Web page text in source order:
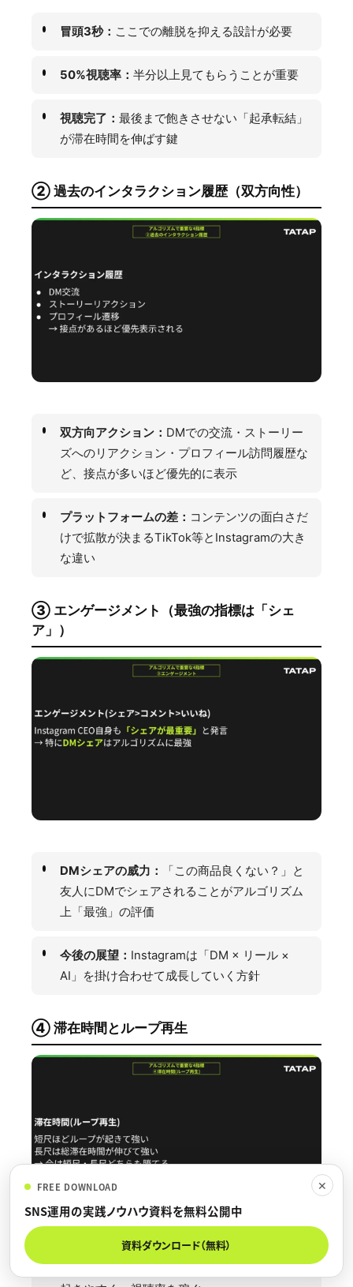
冒頭3秒： ここでの離脱を抑える設計が必要
50%視聴率： 半分以上見てもらうことが重要
視聴完了： 最後まで飽きさせない「起承転結」
が滞在時間を伸ばす鍵
② 過去のインタラクション履歴（双方向性）
双方向アクション： DMでの交流・ストーリー
ズへのリアクション・プロフィール訪問履歴な
ど、接点が多いほど優先的に表示
プラットフォームの差： コンテンツの面白さだ
けで拡散が決まるTikTok等とInstagramの大き
な違い
③ エンゲージメント（最強の指標は「シェ
ア」）
DMシェアの威力：
「この商品良くない？」と
友人にDMでシェアされることがアルゴリズム
上「最強」の評価
今後の展望： Instagramは「DM × リール ×
AI」を掛け合わせて成長していく方針
④ 滞在時間とループ再生
短尺動画：3〜5秒程度の動画はループ再生が
✕
FREE DOWNLOAD
SNS運用の実践ノウハウ資料を無料公開中
資料ダウンロード（無料）